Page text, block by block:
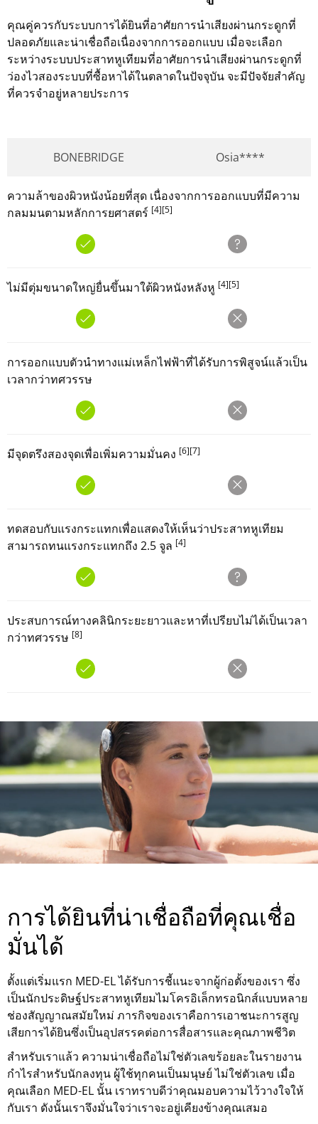
คุณคู่ควรกับระบบการได้ยินที่อาศัยการนำเสียงผ่านกระดูกที่
ปลอดภัยและน่าเชื่อถือเนื่องจากการออกแบบ เมื่อจะเลือก
ระหว่างระบบประสาทหูเทียมที่อาศัยการนำเสียงผ่านกระดูกที่
ว่องไวสองระบบที่ซื้อหาได้ในตลาดในปัจจุบัน จะมีปัจจัยสำคัญ
ที่ควรจำอยู่หลายประการ
BONEBRIDGE Osia****
ความล้าของผิวหนังน้อยที่สุด เนื่องจากการออกแบบที่มีความ
กลมมนตามหลักการยศาสตร์ [4][5]
ไม่มีตุ่มขนาดใหญ่ยื่นขึ้นมาใต้ผิวหนังหลังหู [4][5]
การออกแบบตัวนำทางแม่เหล็กไฟฟ้าที่ได้รับการพิสูจน์แล้วเป็น
เวลากว่าทศวรรษ
มีจุดตรึงสองจุดเพื่อเพิ่มความมั่นคง [6][7]
ทดสอบกับแรงกระแทกเพื่อแสดงให้เห็นว่าประสาทหูเทียม
สามารถทนแรงกระแทกถึง 2.5 จูล [4]
ประสบการณ์ทางคลินิกระยะยาวและหาที่เปรียบไม่ได้เป็นเวลา
กว่าทศวรรษ [8]
การได้ยินที่น่าเชื่อถือที่คุณเชื่อ
มั่นได้
ตั้งแต่เริ่มแรก MED-EL ได้รับการชี้แนะจากผู้ก่อตั้งของเรา ซึ่ง
เป็นนักประดิษฐ์ประสาทหูเทียมไมโครอิเล็กทรอนิกส์แบบหลาย
ช่องสัญญาณสมัยใหม่ ภารกิจของเราคือการเอาชนะการสูญ
เสียการได้ยินซึ่งเป็นอุปสรรคต่อการสื่อสารและคุณภาพชีวิต
สำหรับเราแล้ว ความน่าเชื่อถือไม่ใช่ตัวเลขร้อยละในรายงาน
กำไรสำหรับนักลงทุน ผู้ใช้ทุกคนเป็นมนุษย์ ไม่ใช่ตัวเลข เมื่อ
คุณเลือก MED-EL นั้น เราทราบดีว่าคุณมอบความไว้วางใจให้
กับเรา ดังนั้นเราจึงมั่นใจว่าเราจะอยู่เคียงข้างคุณเสมอ